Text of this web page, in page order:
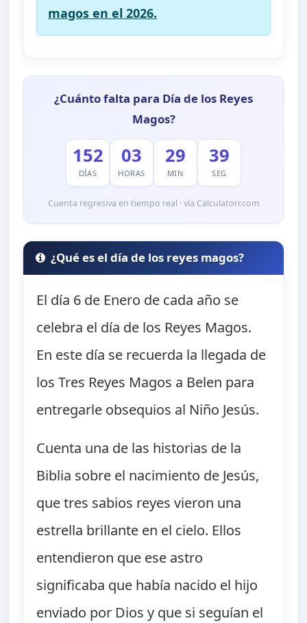
magos en el 2026.
¿Cuánto falta para Día de los Reyes
Magos?
152
DÍAS
03
HORAS
29
MIN
38
SEG
Cuenta regresiva en tiempo real · vía Calculatorr.com
¿Qué es el día de los reyes magos?
El día 6 de Enero de cada año se
celebra el día de los Reyes Magos.
En este día se recuerda la llegada de
los Tres Reyes Magos a Belen para
entregarle obsequios al Niño Jesús.
Cuenta una de las historias de la
Biblia sobre el nacimiento de Jesús,
que tres sabios reyes vieron una
estrella brillante en el cielo. Ellos
entendieron que ese astro
significaba que había nacido el hijo
enviado por Dios y que si seguían el